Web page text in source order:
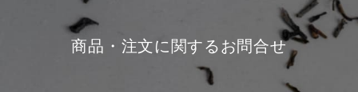
商品・注文に関するお問合せ